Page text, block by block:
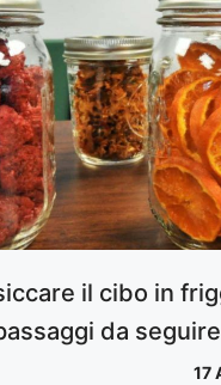
il cibo in
da seguire
17